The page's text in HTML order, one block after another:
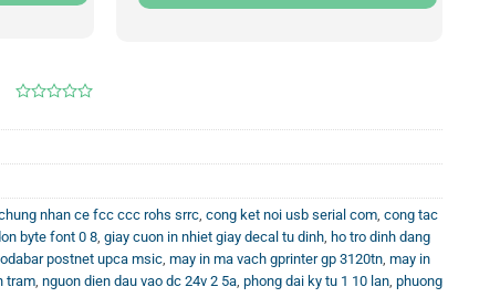
out
5
nhan ce fcc ccc rohs srrc cong ket noi usb serial com cong tac
byte font 0 8 giay cuon in nhiet giay decal tu dinh ho tro dinh dang
postnet upca msic may in ma vach gprinter gp 3120tn may in
tram nguon dien dau vao dc 24v 2 5a phong dai ky tu 1 10 lan phuong